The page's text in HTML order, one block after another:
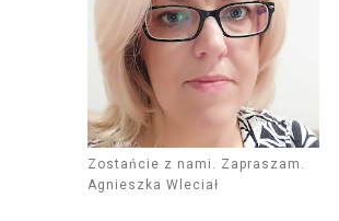
Zostańcie z nami. Zapraszam.
Agnieszka Wleciał